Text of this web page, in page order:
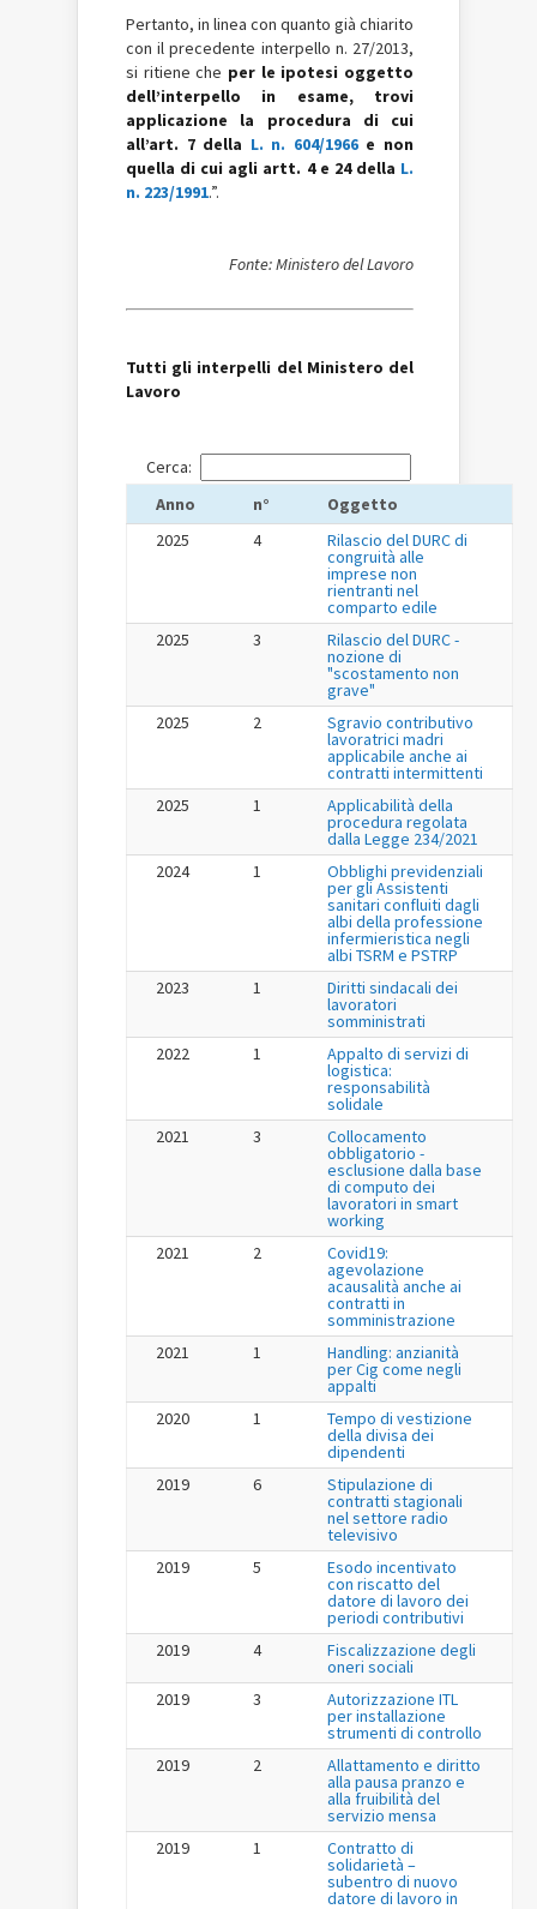
Pertanto, in linea con quanto già chiarito
con il precedente interpello n. 27/2013,
si ritiene che per le ipotesi oggetto
dell’interpello in esame, trovi
applicazione la procedura di cui
all’art. 7 della L. n. 604/1966e non
quella di cui agli artt. 4 e 24 della L.
n. 223/1991.”.
Fonte: Ministero del Lavoro
Tutti gli interpelli del Ministero del
Lavoro
Cerca:
Anno
n°
Oggetto
2025
4 Rilascio del DURC di
congruità alle
imprese non
rientranti nel
comparto edile
2025
3 Rilascio del DURC -
nozione di
"scostamento non
grave"
2025
2 Sgravio contributivo
lavoratrici madri
applicabile anche ai
contratti intermittenti
2025
1 Applicabilità della
procedura regolata
dalla Legge 234/2021
2024
1 Obblighi previdenziali
per gli Assistenti
sanitari confluiti dagli
albi della professione
infermieristica negli
albi TSRM e PSTRP
2023
1 Diritti sindacali dei
lavoratori
somministrati
2022
1 Appalto di servizi di
logistica:
responsabilità
solidale
2021
3 Collocamento
obbligatorio -
esclusione dalla base
di computo dei
lavoratori in smart
working
2021
2 Covid19:
agevolazione
acausalità anche ai
contratti in
somministrazione
2021
1 Handling: anzianità
per Cig come negli
appalti
2020
1 Tempo di vestizione
della divisa dei
dipendenti
2019
6 Stipulazione di
contratti stagionali
nel settore radio
televisivo
2019
5 Esodo incentivato
con riscatto del
datore di lavoro dei
periodi contributivi
2019
4 Fiscalizzazione degli
oneri sociali
2019
3 Autorizzazione ITL
per installazione
strumenti di controllo
2019
2 Allattamento e diritto
alla pausa pranzo e
alla fruibilità del
servizio mensa
2019
1 Contratto di
solidarietà –
subentro di nuovo
datore di lavoro in